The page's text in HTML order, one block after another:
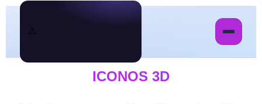
ICONOS 3D